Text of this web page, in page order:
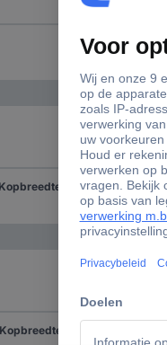
Facom BT5.5X125 Platte schroevendraaier Kopbreedte: 5.5 mm Koplengte: 125 mm